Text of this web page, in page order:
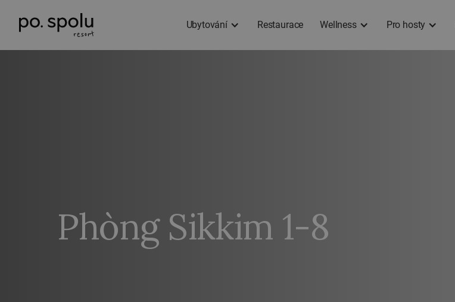
Ubytování Restaurace Wellness Pro hosty
Phòng Sikkim 1-8